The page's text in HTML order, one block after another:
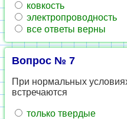
ковкость
электропроводность
все ответы верны
Вопрос № 7
При нормальных
встречаются
только твердые